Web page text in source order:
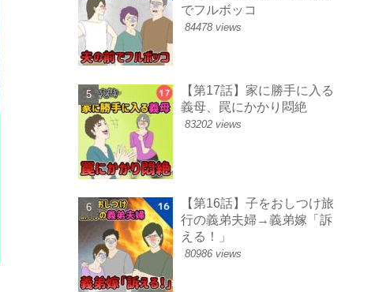
でフルボッコ
84478 views
【第17話】家に勝手に入る
義母、罠にかかり悶絶
83202 views
【第16話】子をおしつけ旅
行の義弟夫婦→義弟嫁「訴
える！」
80986 views